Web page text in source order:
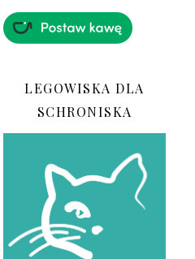
LEGOWISKA DLA
SCHRONISKA